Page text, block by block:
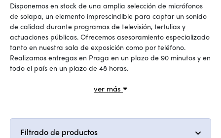
Disponemos en stock de una amplia selección de micrófonos
de solapa, un elemento imprescindible para captar un sonido
de calidad durante programas de televisión, tertulias y
actuaciones públicas. Ofrecemos asesoramiento especializado
tanto en nuestra sala de exposición como por teléfono.
Realizamos entregas en Praga en un plazo de 90 minutos y en
todo el país en un plazo de 48 horas.
ver más
Filtrado de productos